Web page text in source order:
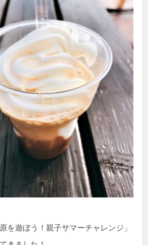
を遊ぼう！親子サマーチャレンジ」